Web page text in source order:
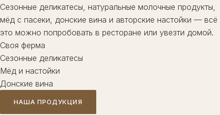
Сезонные деликатесы, натуральные молочные продукты,
мёд с пасеки, донские вина и авторские настойки — всё
это можно попробовать в ресторане или увезти домой.
Своя ферма
Сезонные деликатесы
Мёд и настойки
Донские вина
НАША ПРОДУКЦИЯ